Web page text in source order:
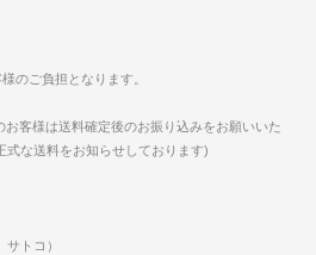
のご負担となります。
客様は送料確定後のお振り込みをお願いいた
式な送料をお知らせしております)
トコ）